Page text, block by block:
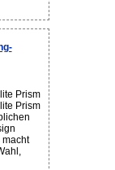
Prism
Prism